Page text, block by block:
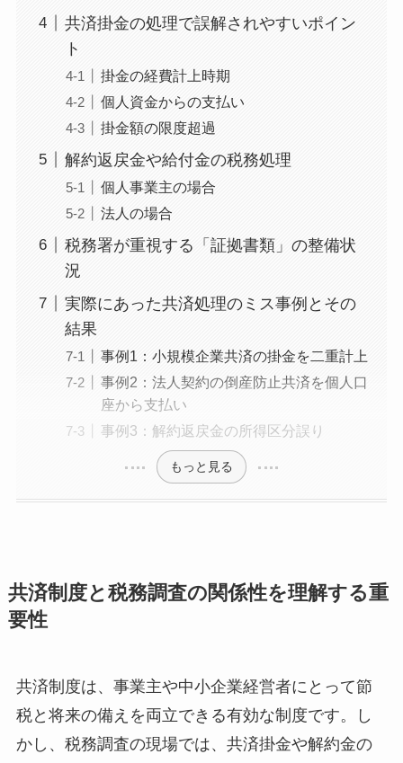
共済掛金の処理で誤解されやすいポイン
ト
掛金の経費計上時期
個人資金からの支払い
掛金額の限度超過
解約返戻金や給付金の税務処理
個人事業主の場合
法人の場合
税務署が重視する「証拠書類」の整備状
況
実際にあった共済処理のミス事例とその
結果
事例1：小規模企業共済の掛金を二重計上
事例2：法人契約の倒産防止共済を個人口
座から支払い
事例3：解約返戻金の所得区分誤り
もっと見る
共済制度と税務調査の関係性を理解する重
要性
共済制度は、事業主や中小企業経営者にとって節
税と将来の備えを両立できる有効な制度です。し
かし、税務調査の現場では、共済掛金や解約金の